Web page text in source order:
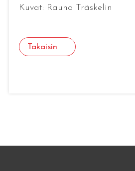
Kuvat: Rauno Träskelin
Takaisin